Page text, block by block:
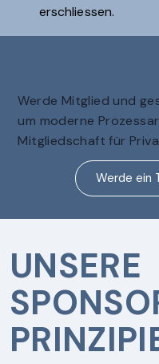
erschliessen.
Werde Mitglied und
um moderne
Mitgliedschaft für
Werde ein
UNSERE